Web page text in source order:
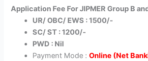
Application Fee For JIPMER Group B
UR/ OBC/ EWS : 1500/-
SC/ ST : 1200/-
PWD : Nil
Payment Mode :Online (Net